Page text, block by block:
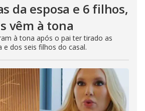
da esposa e 6 filhos,
vêm à tona
à tona após o pai ter tirado as
e dos seis filhos do casal.